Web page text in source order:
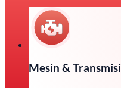
Mesin & Transmisi